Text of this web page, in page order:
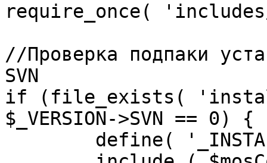
require_once(
//Проверка подпаки
SVN
if (file_exists(
$_VERSION->SVN == 0) {